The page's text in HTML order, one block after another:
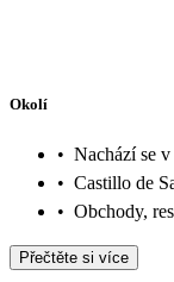
Okolí
• Nachází se
• Castillo de
• Obchody,
Přečtěte si více